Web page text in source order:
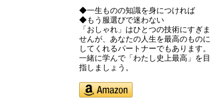
◆一生ものの知識を身につければ
◆もう服選びで迷わない
「おしゃれ」はひとつの技術にすぎま
せんが、あなたの人生を最高のものに
してくれるパートナーでもあります。
一緒に学んで「わたし史上最高」を目
指しましょう。